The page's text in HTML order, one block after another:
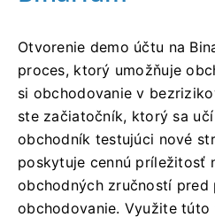
Otvorenie demo účtu na
proces, ktorý umožňuje
si obchodovanie v
ste začiatočník, ktorý sa
obchodník testujúci nové
poskytuje cennú príležitosť
obchodných zručností pred
obchodovanie. Využite